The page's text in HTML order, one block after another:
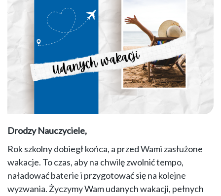
Drodzy Nauczyciele,
Rok szkolny dobiegł końca, a przed Wami zasłużone
wakacje. To czas, aby na chwilę zwolnić tempo,
naładować baterie i przygotować się na kolejne
wyzwania. Życzymy Wam udanych wakacji, pełnych